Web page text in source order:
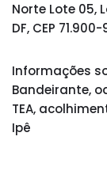
Norte Lote 05,
DF, CEP
Informações
Bandeirante,
TEA,
Ipê